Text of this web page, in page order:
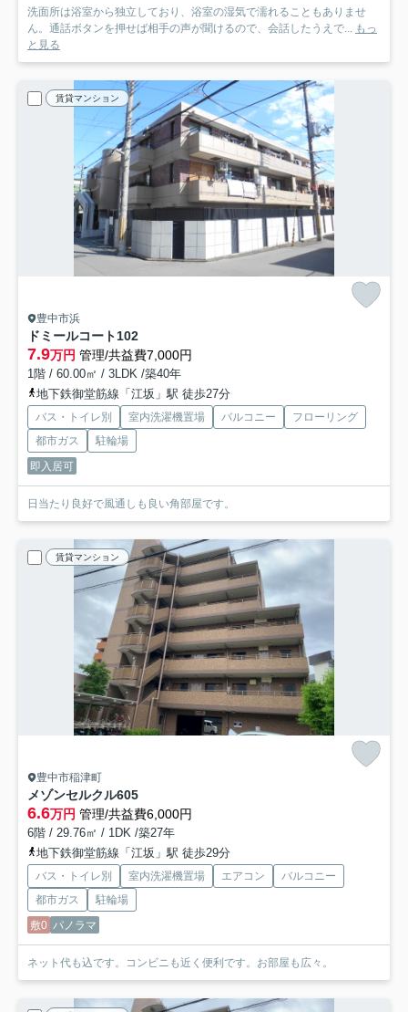
洗面所は浴室から独立しており、浴室の湿気で濡れることもありませ
ん。通話ボタンを押せば相手の声が聞けるので、会話したうえで... もっ
と見る
賃貸マンション
豊中市浜
ドミールコート102
7.9万円 管理/共益費7,000円
1階 / 60.00㎡ / 3LDK /築40年
地下鉄御堂筋線「江坂」駅 徒歩27分
バス・トイレ別 室内洗濯機置場 バルコニー
フローリング
都市ガス
駐輪場
即入居可
日当たり良好で風通しも良い角部屋です。
賃貸マンション
豊中市稲津町
メゾンセルクル605
6.6万円 管理/共益費6,000円
6階 / 29.76㎡ / 1DK /築27年
地下鉄御堂筋線「江坂」駅 徒歩29分
バス・トイレ別 室内洗濯機置場 エアコン
バルコニー
都市ガス
駐輪場
敷0 パノラマ
ネット代も込です。コンビニも近く便利です。お部屋も広々。